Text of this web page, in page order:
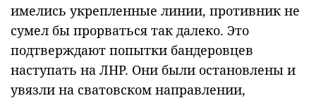
имелись укрепленные линии, противник не
сумел бы прорваться так далеко. Это
подтверждают попытки бандеровцев
наступать на ЛНР. Они были остановлены и
увязли на сватовском направлении,